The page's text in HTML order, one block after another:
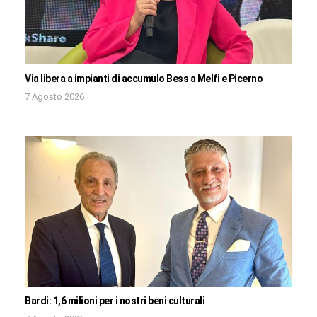
Via libera a impianti di accumulo Bess a Melfi e Picerno
7 Agosto 2026
Bardi: 1,6 milioni per i nostri beni culturali